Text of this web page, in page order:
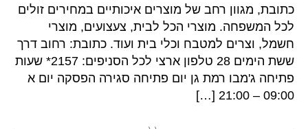
כתובת, מגוון רחב של מוצרים איכותיים במחירים זולים
לכל המשפחה. מוצרי הכל לבית, צעצועים, מוצרי
חשמל, וצרים למטבח וכלי בית ועוד. כתובת: רחוב דרך
ששת הימים 28 טלפון ארצי לכל הסניפים: 2157* שעות
פתיחה ג'מבו רמת גן יום פתיחה סגירה הפסקה יום א
09:00 – 21:00 […]